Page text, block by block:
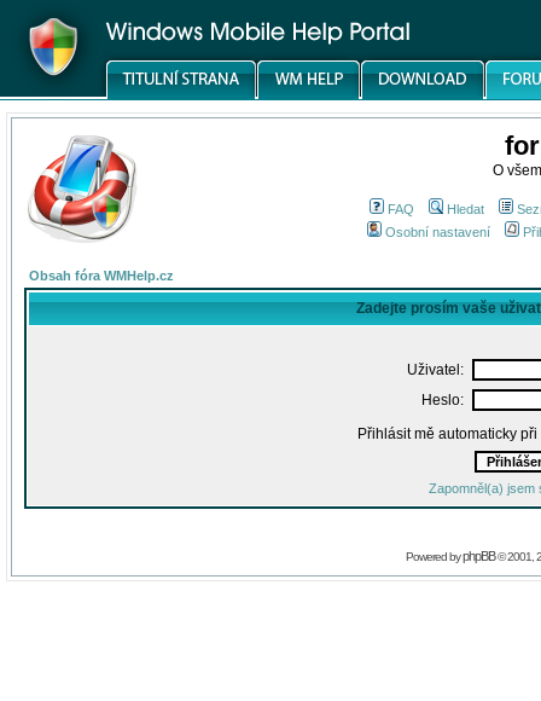
O
FAQ Hledat
Osobní nastavení
Obsah fóra WMHelp.cz
Zadejte prosím vaše
Uživatel:
Heslo:
Přihlásit mě automaticky
Zapomněl(a) jsem
Powered byphpBB© 2001,